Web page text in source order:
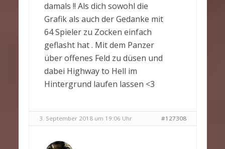
damals !! Als dich sowohl die
Grafik als auch der Gedanke mit
64 Spieler zu Zocken einfach
geflasht hat . Mit dem Panzer
über offenes Feld zu düsen und
dabei Highway to Hell im
Hintergrund laufen lassen <3
3. September 2018 um 19:06 Uhr #127308